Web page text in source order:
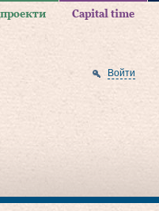
Capital time
Войти